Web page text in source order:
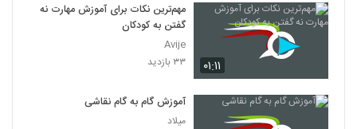
۰۱:۱۱
مهم‌ترین نکات برای آموزش مهارت نه
گفتن به کودکان
Avije
۳۳ بازدید
آموزش گام به گام نقاشی
میلاد